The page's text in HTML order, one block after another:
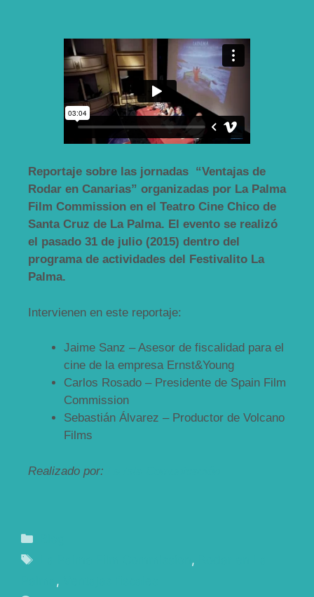
Reportaje sobre las jornadas “Ventajas de
Rodar en Canarias” organizadas por La Palma
Film Commission en el Teatro Cine Chico de
Santa Cruz de La Palma. El evento se realizó
el pasado 31 de julio (2015) dentro del
programa de actividades del Festivalito La
Palma.
Intervienen en este reportaje:
Jaime Sanz – Asesor de fiscalidad para el
cine de la empresa Ernst&Young
Carlos Rosado – Presidente de Spain Film
Commission
Sebastián Álvarez – Productor de Volcano
Films
Realizado por:
,
,